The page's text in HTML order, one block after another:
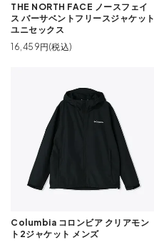
THE NORTH FACE ノースフェイ
ス バーサベントフリースジャケット
ユニセックス
16,459円(税込)
Columbia コロンビア クリアモン
ト2ジャケット メンズ